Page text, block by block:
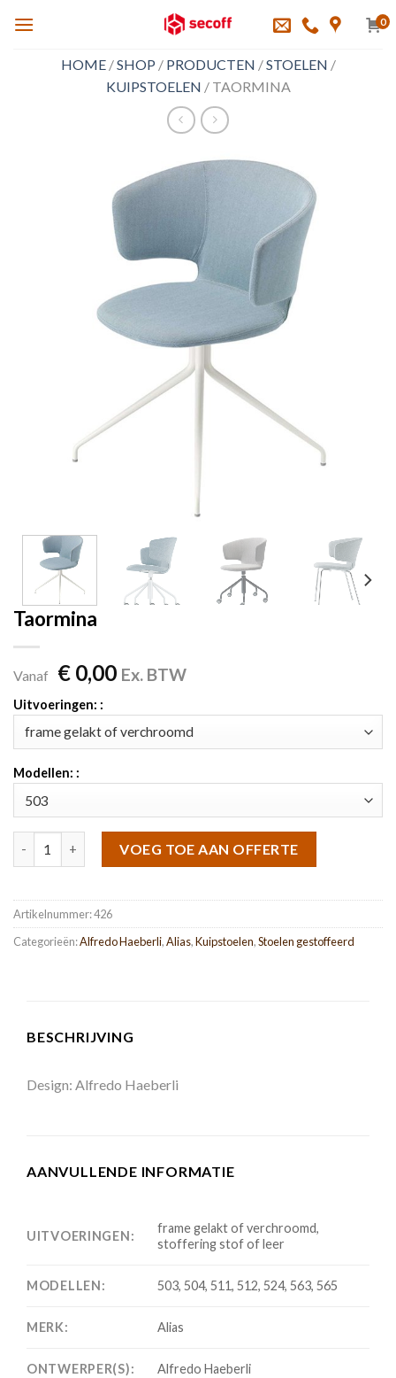
0
HOME/SHOP / PRODUCTEN /STOELEN /
KUIPSTOELEN / TAORMINA
Taormina
Vanaf €0,00 Ex. BTW
Uitvoeringen: :
Modellen: :
VOEG TOE AAN OFFERTE
Artikelnummer:426
Categorieën:Alfredo Haeberli,Alias,Kuipstoelen,Stoelen gestoffeerd
BESCHRIJVING
Design: Alfredo Haeberli
AANVULLENDE INFORMATIE
UITVOERINGEN:
frame gelakt of verchroomd,
stoffering stof of leer
MODELLEN: 503, 504, 511, 512, 524, 563, 565
MERK: Alias
ONTWERPER(S): Alfredo Haeberli